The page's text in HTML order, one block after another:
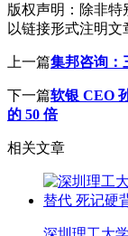
版权声明： 除非特
以链接形式注明文
上一篇集邦咨询：
下一篇软银 CEO
的 50 倍
相关文章